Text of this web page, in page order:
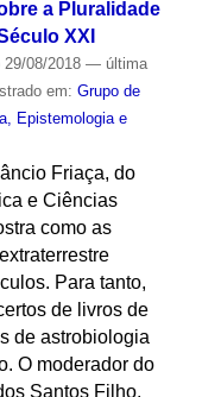
a Pluralidade
XXI
29/08/2018 — última
em: Grupo de
Epistemologia e
Friaça, do
e Ciências
como as
Para tanto,
de livros de
de astrobiologia
O moderador do
Santos Filho,